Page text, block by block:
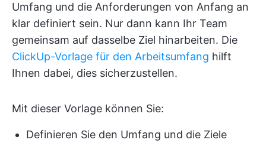
Umfang und die Anforderungen von Anfang an
klar definiert sein. Nur dann kann Ihr Team
gemeinsam auf dasselbe Ziel hinarbeiten. Die
ClickUp-Vorlage für den Arbeitsumfang hilft
Ihnen dabei, dies sicherzustellen.
Mit dieser Vorlage können Sie:
Definieren Sie den Umfang und die Ziele